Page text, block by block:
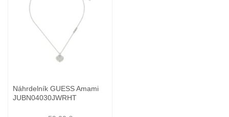
Náhrdelník GUESS Amami
JUBN04030JWRHT